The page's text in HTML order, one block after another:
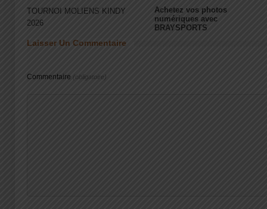
TOURNOI MOLIENS KINDY
2026
Achetez vos photos
numériques avec
BRAYSPORTS
Laisser Un Commentaire
Commentaire (obligatoire)